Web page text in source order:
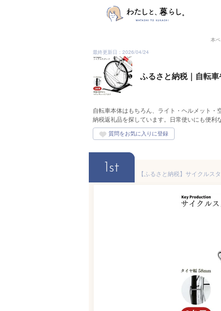
本
最終更新日：2026/04/24
ふるさと納税｜自転
自転車本体はもちろん、ライト・ヘルメット
納税返礼品を探しています。日常使いにも便
1st